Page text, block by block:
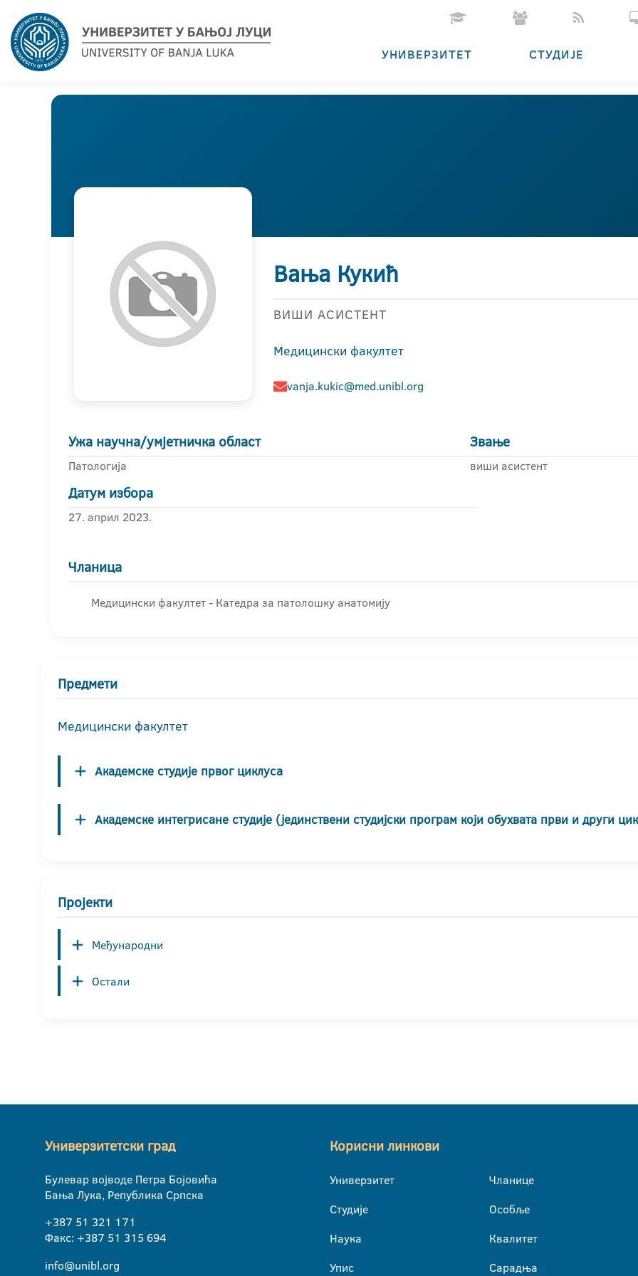
УНИВЕРЗИТЕТ СТУДИЈЕ
Вања Кукић
ВИШИ АСИСТЕНТ
Медицински факултет
vanja.kukic@med.unibl.org
Ужа научна/умјетничка област
Патологија
Звање
виши асистент
Датум избора
27. април 2023.
Чланица
Медицински факултет - Катедра за патолошку анатомију
Предмети
Медицински факултет
Академске студије првог циклуса
Академске интегрисане студије (јединствени студијски програм који обухвата први и други
Пројекти
Међународни
Остали
Универзитетски град
Булевар војводе Петра Бојовића
Бања Лука, Република Српска
+387 51 321 171
Факс: +387 51 315 694
info@unibl.org
Корисни линкови
Универзитет
Студије
Наука
Упис
Чланице
Особље
Квалитет
Сарадња